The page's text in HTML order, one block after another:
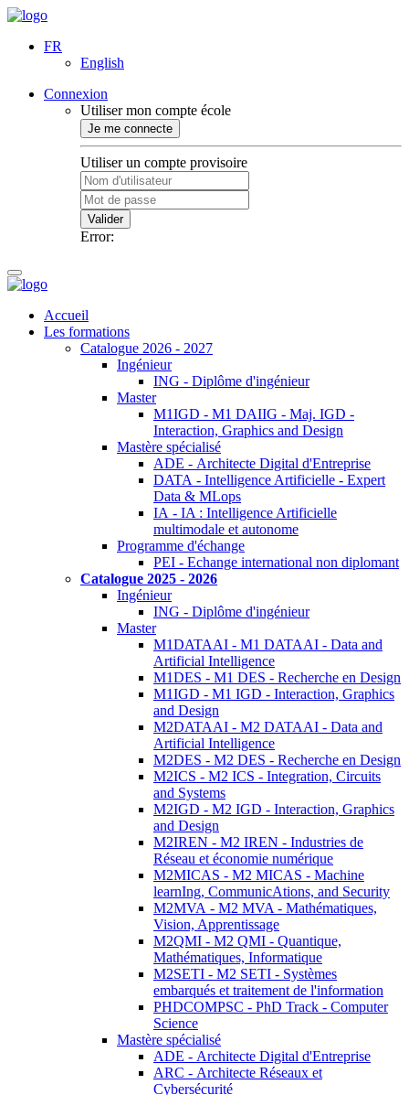
FR
English
Connexion
Utiliser mon compte école
Je me connecte
Utiliser un compte provisoire
Valider
Error:
Accueil
Les formations
Catalogue 2026 - 2027
Ingénieur
ING - Diplôme d'ingénieur
Master
M1IGD - M1 DAIIG - Maj. IGD -
Interaction, Graphics and Design
Mastère spécialisé
ADE - Architecte Digital d'Entreprise
DATA - Intelligence Artificielle - Expert
Data & MLops
IA - IA : Intelligence Artificielle
multimodale et autonome
Programme d'échange
PEI - Echange international non diplomant
Catalogue 2025 - 2026
Ingénieur
ING - Diplôme d'ingénieur
Master
M1DATAAI - M1 DATAAI - Data and
Artificial Intelligence
M1DES - M1 DES - Recherche en Design
M1IGD - M1 IGD - Interaction, Graphics
and Design
M2DATAAI - M2 DATAAI - Data and
Artificial Intelligence
M2DES - M2 DES - Recherche en Design
M2ICS - M2 ICS - Integration, Circuits
and Systems
M2IGD - M2 IGD - Interaction, Graphics
and Design
M2IREN - M2 IREN - Industries de
Réseau et économie numérique
M2MICAS - M2 MICAS - Machine
learnIng, CommunicAtions, and Security
M2MVA - M2 MVA - Mathématiques,
Vision, Apprentissage
M2QMI - M2 QMI - Quantique,
Mathématiques, Informatique
M2SETI - M2 SETI - Systèmes
embarqués et traitement de l'information
PHDCOMPSC - PhD Track - Computer
Science
Mastère spécialisé
ADE - Architecte Digital d'Entreprise
ARC - Architecte Réseaux et
Cybersécurité